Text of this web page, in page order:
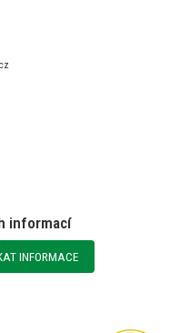
informací
INFORMACE